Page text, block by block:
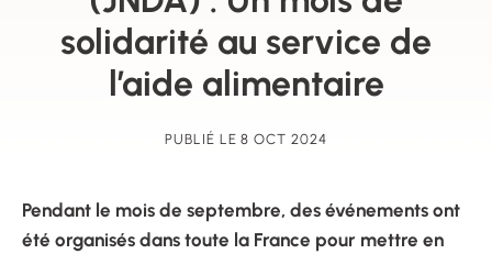
solidarité au service de
l’aide alimentaire
PUBLIÉ LE 8 OCT 2024
Pendant le mois de septembre, des événements ont
été organisés dans toute la France pour mettre en